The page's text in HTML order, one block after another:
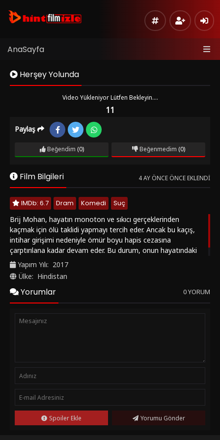
AnaSayfa
Herşey Yolunda
Video Yükleniyor Lütfen Bekleyin....
11
Kaynak
Bildir
Sinema
Modu
Paylaş
Beğendim (0) Beğenmedim (0)
Film Bilgileri 4 AY ÖNCE ÖNCE EKLENDI
IMDb: 6.7 Dram Komedi
Suç
Brij Mohan, hayatın monoton ve sıkıcı gerçeklerinden
kaçmak için ölü taklidi yapmayı tercih eder. Ancak bu kaçış,
intihar girişimi nedeniyle ömür boyu hapis cezasına
çarptırılana kadar devam eder. Bu durum, onun hayatındaki
karmaşık ve trajik süreci gözler önüne serer.
Yapım Yılı: 2017
Ülke: Hindistan
Yorumlar 0 YORUM
Spoiler Ekle Yorumu Gönder